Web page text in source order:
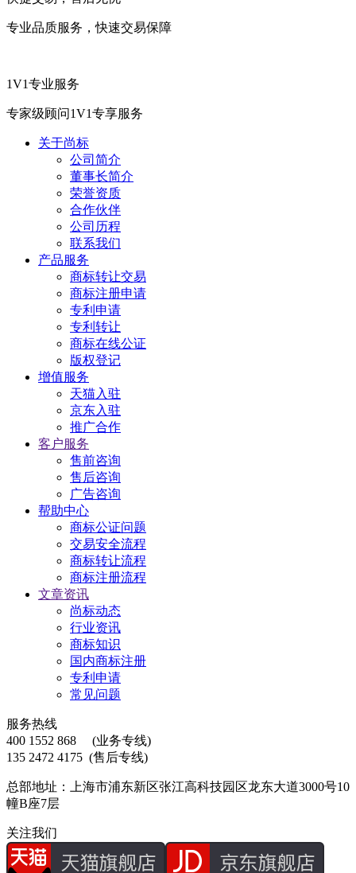
专业品质服务，快速交易保障
1V1专业服务
专家级顾问1V1专享服务
关于尚标
公司简介
董事长简介
荣誉资质
合作伙伴
公司历程
联系我们
产品服务
商标转让交易
商标注册申请
专利申请
专利转让
商标在线公证
版权登记
增值服务
天猫入驻
京东入驻
推广合作
客户服务
售前咨询
售后咨询
广告咨询
帮助中心
商标公证问题
交易安全流程
商标转让流程
商标注册流程
文章资讯
尚标动态
行业资讯
商标知识
国内商标注册
专利申请
常见问题
服务热线
400 1552 868
(业务专线)
135 2472 4175 (售后专线)
总部地址：上海市浦东新区张江高科技园区龙东大道3000号10
幢B座7层
关注我们